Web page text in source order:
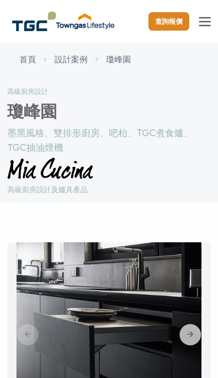
查詢報價
首頁 設計案例 瓊峰園
高級廚房設計
瓊峰園
墨黑風格、雙排形廚房、吧枱、TGC煮食爐、
TGC抽油煙機
高級廚房設計及爐具產品